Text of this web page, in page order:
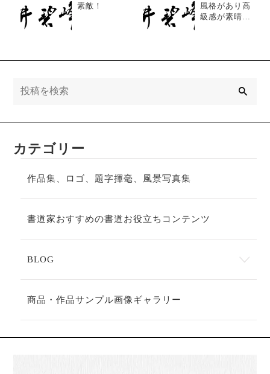
素敵！
風格があり高
級感が素晴ら
カテゴリー
作品集、ロゴ、題字揮毫、風景写真集
書道家おすすめの書道お役立ちコンテンツ
BLOG
商品・作品サンプル画像ギャラリー